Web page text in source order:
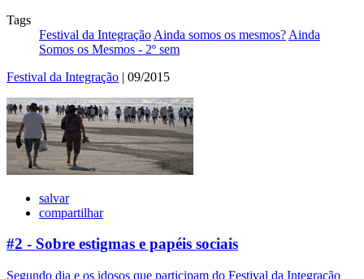
Tags
Festival da Integração Ainda somos os mesmos? Ainda
Somos os Mesmos - 2º sem
Festival da Integração | 09/2015
salvar
compartilhar
#2 - Sobre estigmas e papéis sociais
Segundo dia e os idosos que participam do Festival da Integração